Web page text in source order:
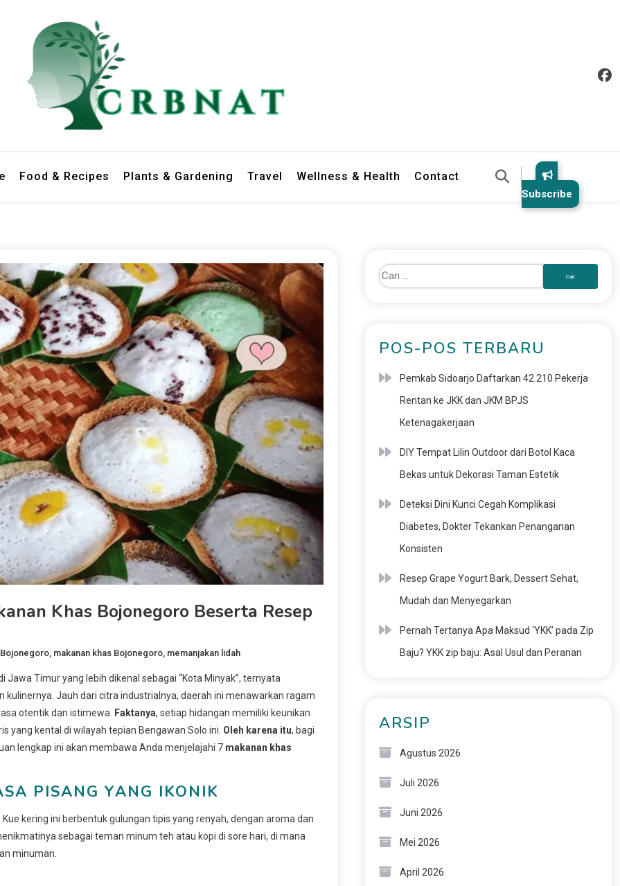
Food & Recipes Plants & Gardening Travel Wellness & Health Contact
Subscribe
Khas Bojonegoro Beserta Resep
Bojonegoro, makanan khas Bojonegoro, memanjakan lidah
Timur yang lebih dikenal sebagai “Kota Minyak”, ternyata
Jauh dari citra industrialnya, daerah ini menawarkan ragam
otentik dan istimewa. Faktanya, setiap hidangan memiliki keunikan
yang kental di wilayah tepian Bengawan Solo ini. Oleh karena itu, bagi
lengkap ini akan membawa Anda menjelajahi 7 makanan khas
PISANG YANG IKONIK
kering ini berbentuk gulungan tipis yang renyah, dengan aroma dan
sebagai teman minum teh atau kopi di sore hari, di mana
minuman.
POS-POS TERBARU
Pemkab Sidoarjo Daftarkan 42.210 Pekerja
Rentan ke JKK dan JKM BPJS
Ketenagakerjaan
DIY Tempat Lilin Outdoor dari Botol Kaca
Bekas untuk Dekorasi Taman Estetik
Deteksi Dini Kunci Cegah Komplikasi
Diabetes, Dokter Tekankan Penanganan
Konsisten
Resep Grape Yogurt Bark, Dessert Sehat,
Mudah dan Menyegarkan
Pernah Tertanya Apa Maksud ‘YKK’ pada Zip
Baju? YKK zip baju: Asal Usul dan Peranan
ARSIP
Agustus 2026
Juli 2026
Juni 2026
Mei 2026
April 2026